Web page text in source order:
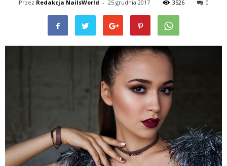
Przez Redakcja NailsWorld - 25 grudnia 2017 3526 0